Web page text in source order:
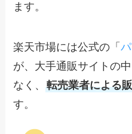
ます。
楽天市場には公式の「
が、大手通販サイトの
なく、転売業者による
す。